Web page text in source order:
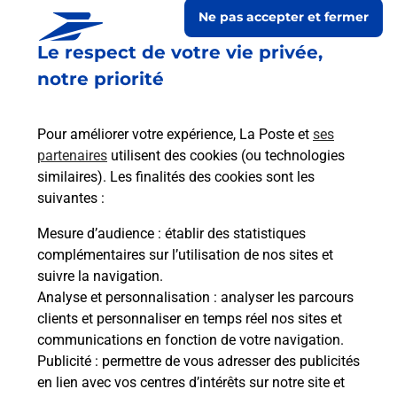
Le respect de votre vie privée,
notre priorité
Pour améliorer votre expérience, La Poste et ses
partenaires utilisent des cookies (ou technologies
similaires). Les finalités des cookies sont les
suivantes :
Mesure d’audience : établir des statistiques
complémentaires sur l’utilisation de nos sites et
suivre la navigation.
Analyse et personnalisation : analyser les parcours
clients et personnaliser en temps réel nos sites et
communications en fonction de votre navigation.
Publicité : permettre de vous adresser des publicités
en lien avec vos centres d’intérêts sur notre site et
Ne pas accepter et fermer
Prochaine collecte du courrierlundià 08h30
1 Rue Du Lavoir
70120 La Quarte
Itinéraire
Le lien s'ouvre dans un nouvel onglet